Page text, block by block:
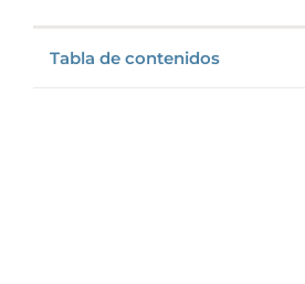
Tabla de contenidos